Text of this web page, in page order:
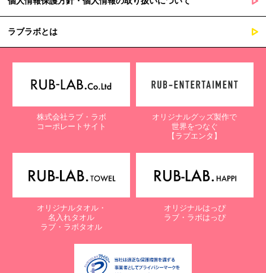
ラブラボとは
株式会社ラブ・ラボ
コーポレートサイト
オリジナルグッズ製作で
世界をつなぐ
【ラブエンタ】
オリジナルタオル・
名入れタオル
ラブ・ラボタオル
オリジナルはっぴ
ラブ・ラボはっぴ